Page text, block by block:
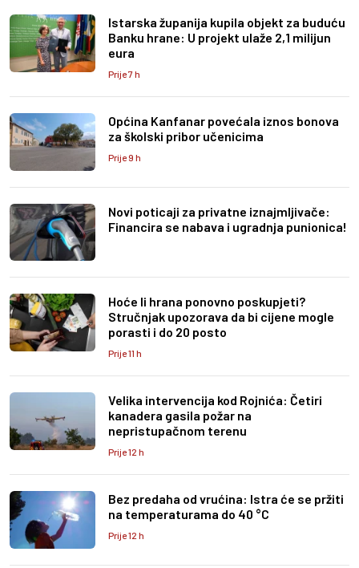
Istarska županija kupila objekt za buduću
Banku hrane: U projekt ulaže 2,1 milijun
eura
Prije 7 h
Općina Kanfanar povećala iznos bonova
za školski pribor učenicima
Prije 9 h
Novi poticaji za privatne iznajmljivače:
Financira se nabava i ugradnja punionica!
Hoće li hrana ponovno poskupjeti?
Stručnjak upozorava da bi cijene mogle
porasti i do 20 posto
Prije 11 h
Velika intervencija kod Rojnića: Četiri
kanadera gasila požar na
nepristupačnom terenu
Prije 12 h
Bez predaha od vrućina: Istra će se pržiti
na temperaturama do 40 °C
Prije 12 h